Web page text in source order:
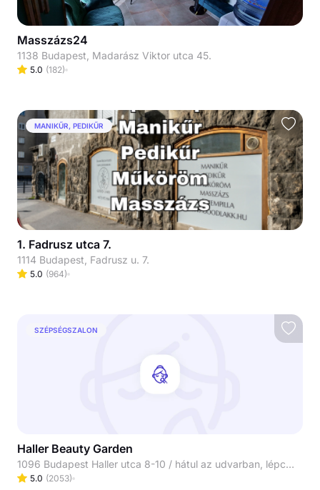
Masszázs24
1138 Budapest, Madarász Viktor utca 45.
5.0 (182)
MANIKŰR, PEDIKŰR
1. Fadrusz utca 7.
1114 Budapest, Fadrusz u. 7.
5.0 (964)
SZÉPSÉGSZALON
Haller Beauty Garden
1096 Budapest Haller utca 8-10 / hátul az udvarban, lépcsőn le / Masszázs/Fodrászat 99-es kapucsengő / Manikűr-Pedikűr 100-as kapucsengő
5.0 (2053)